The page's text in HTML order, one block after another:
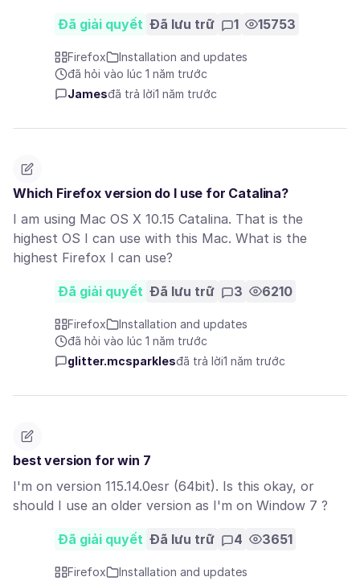
Đã giải quyết Đã lưu trữ 1 15753
Firefox
Installation and updates
đã hỏi vào lúc 1 năm trước
Jamesđã trả lời1 năm trước
Which Firefox version do I use for Catalina?
I am using Mac OS X 10.15 Catalina. That is the
highest OS I can use with this Mac. What is the
highest Firefox I can use?
Đã giải quyết Đã lưu trữ 3 6210
Firefox
Installation and updates
đã hỏi vào lúc 1 năm trước
glitter.mcsparklesđã trả lời1 năm trước
best version for win 7
I'm on version 115.14.0esr (64bit). Is this okay, or
should I use an older version as I'm on Window 7 ?
Đã giải quyết Đã lưu trữ 4 3651
Firefox
Installation and updates